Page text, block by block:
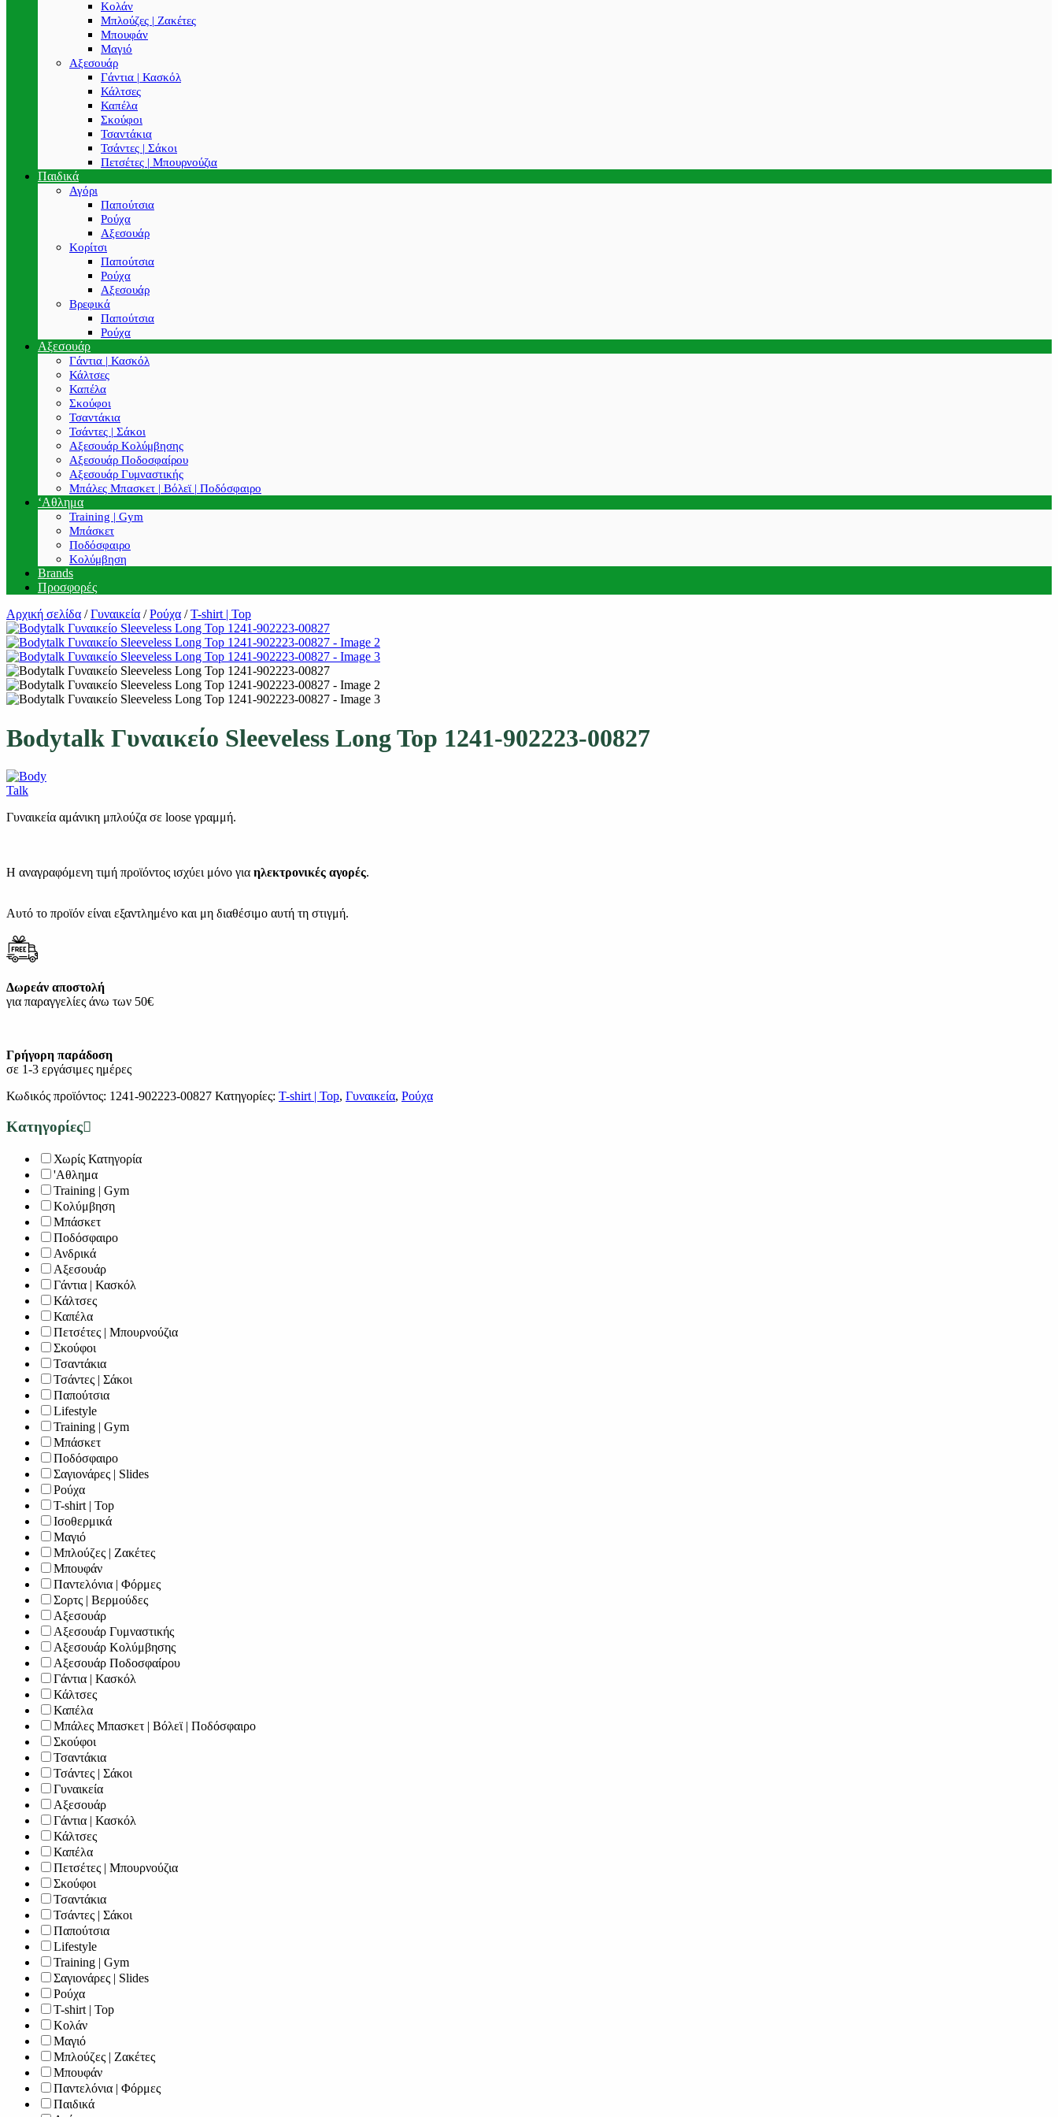
Κολάν
Μπλούζες | Ζακέτες
Μπουφάν
Μαγιό
Αξεσουάρ
Γάντια | Κασκόλ
Κάλτσες
Καπέλα
Σκούφοι
Τσαντάκια
Τσάντες | Σάκοι
Πετσέτες | Μπουρνούζια
Παιδικά
Αγόρι
Παπούτσια
Ρούχα
Αξεσουάρ
Κορίτσι
Παπούτσια
Ρούχα
Αξεσουάρ
Βρεφικά
Παπούτσια
Ρούχα
Αξεσουάρ
Γάντια | Κασκόλ
Κάλτσες
Καπέλα
Σκούφοι
Τσαντάκια
Τσάντες | Σάκοι
Αξεσουάρ Κολύμβησης
Αξεσουάρ Ποδοσφαίρου
Αξεσουάρ Γυμναστικής
Μπάλες Μπασκετ | Βόλεϊ | Ποδόσφαιρο
‘Αθλημα
Training | Gym
Μπάσκετ
Ποδόσφαιρο
Κολύμβηση
Brands
Προσφορές
Αρχική σελίδα / Γυναικεία / Ρούχα / T-shirt | Top
Bodytalk Γυναικείο Sleeveless Long Top 1241-902223-00827
Γυναικεία αμάνικη μπλούζα σε loose γραμμή.
Η αναγραφόμενη τιμή προϊόντος ισχύει μόνο για ηλεκτρονικές αγορές.
Αυτό το προϊόν είναι εξαντλημένο και μη διαθέσιμο αυτή τη στιγμή.
Δωρεάν αποστολή
για παραγγελίες άνω των 50€
Γρήγορη παράδοση
σε 1-3 εργάσιμες ημέρες
Κωδικός προϊόντος: 1241-902223-00827 Κατηγορίες: T-shirt | Top, Γυναικεία, Ρούχα
Κατηγορίες
Χωρίς Κατηγορία
'Αθλημα
Training | Gym
Κολύμβηση
Μπάσκετ
Ποδόσφαιρο
Ανδρικά
Αξεσουάρ
Γάντια | Κασκόλ
Κάλτσες
Καπέλα
Πετσέτες | Μπουρνούζια
Σκούφοι
Τσαντάκια
Τσάντες | Σάκοι
Παπούτσια
Lifestyle
Training | Gym
Μπάσκετ
Ποδόσφαιρο
Σαγιονάρες | Slides
Ρούχα
T-shirt | Top
Ισοθερμικά
Μαγιό
Μπλούζες | Ζακέτες
Μπουφάν
Παντελόνια | Φόρμες
Σορτς | Βερμούδες
Αξεσουάρ
Αξεσουάρ Γυμναστικής
Αξεσουάρ Κολύμβησης
Αξεσουάρ Ποδοσφαίρου
Γάντια | Κασκόλ
Κάλτσες
Καπέλα
Μπάλες Μπασκετ | Βόλεϊ | Ποδόσφαιρο
Σκούφοι
Τσαντάκια
Τσάντες | Σάκοι
Γυναικεία
Αξεσουάρ
Γάντια | Κασκόλ
Κάλτσες
Καπέλα
Πετσέτες | Μπουρνούζια
Σκούφοι
Τσαντάκια
Τσάντες | Σάκοι
Παπούτσια
Lifestyle
Training | Gym
Σαγιονάρες | Slides
Ρούχα
T-shirt | Top
Κολάν
Μαγιό
Μπλούζες | Ζακέτες
Μπουφάν
Παντελόνια | Φόρμες
Παιδικά